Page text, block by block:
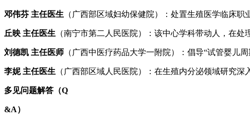
邓伟芬 主任医生 （广西部区域妇幼保健院）：处置生殖医学临床
丘映 主任医生 （南宁市第二人民医院）：该中心学科带动人，在
刘德凯 主任医师 （广西中医疗药品大学一附院）：倡导“试管婴儿
李妮 主任医生 （广西部区域人民医院）：在生殖内分泌领域研究
多见问题解答（Q
&A）